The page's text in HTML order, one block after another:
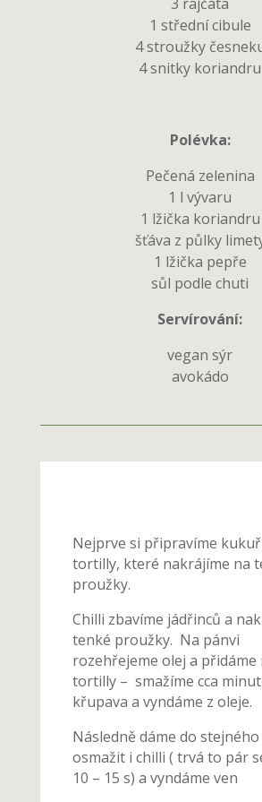
1 střední cibule
4 stroužky
4 snitky koriandru
Polévka:
Pečená zelenina
1 l vývaru
1 lžička koriandru
šťáva z půlky
1 lžička pepře
sůl podle chuti
Servírování:
vegan sýr
avokádo
Nejprve si připravíme
tortilly, které nakrájíme na
proužky.
Chilli zbavíme jádřinců a
tenké proužky. Na pánvi
rozehřejeme olej a přidáme
tortilly – smažíme cca
křupava a vyndáme z oleje.
Následně dáme do
osmažit i chilli ( trvá to pár
10 – 15 s) a vyndáme ven